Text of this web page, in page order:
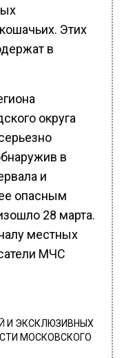
Этих
в
округа
в
и
опасным
28 марта.
местных
МЧС
И ЭКСКЛЮЗИВНЫХ
МОСКОВСКОГО